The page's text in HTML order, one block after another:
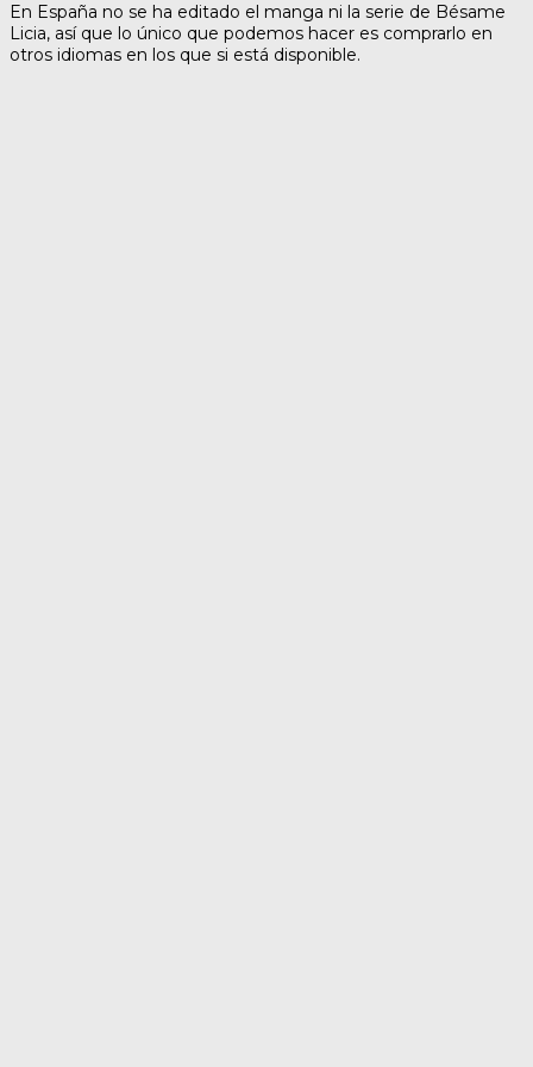
En España no se ha editado el manga ni la serie de Bésame
Licia, así que lo único que podemos hacer es comprarlo en
otros idiomas en los que si está disponible.